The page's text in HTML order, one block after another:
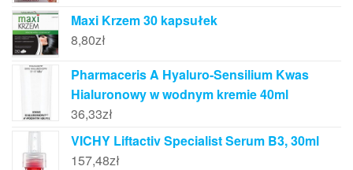
Maxi Krzem 30 kapsułek
8,80zł
Pharmaceris A Hyaluro-Sensilium Kwas
Hialuronowy w wodnym kremie 40ml
36,33zł
VICHY Liftactiv Specialist Serum B3, 30ml
157,48zł